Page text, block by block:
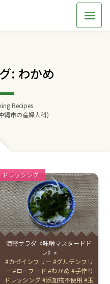
: わかめ
Recipes
縄市の産婦人科)
Categories:
ドレッシング
海藻サラダ《味噌マスタードド
レ》⭐︎
Tags:
カゼインフリー
グルテンフリ
ー
ローフード わかめ
手作り
ドレッシング 添加物不使用
玉
セス
金
診
いて
つき支援